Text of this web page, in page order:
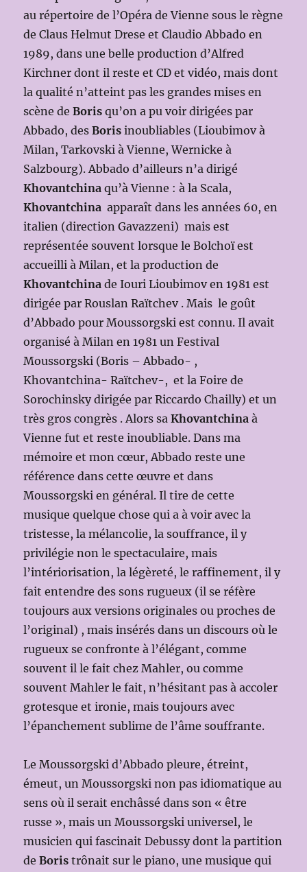
au répertoire de l’Opéra de Vienne sous le règne
de Claus Helmut Drese et Claudio Abbado en
1989, dans une belle production d’Alfred
Kirchner dont il reste et CD et vidéo, mais dont
la qualité n’atteint pas les grandes mises en
scène deBoris qu’on a pu voir dirigées par
Abbado, desBoris inoubliables (Lioubimov à
Milan, Tarkovski à Vienne, Wernicke à
Salzbourg). Abbado d’ailleurs n’a dirigé
Khovantchina qu’à Vienne : à la Scala,
Khovantchina apparaît dans les années 60, en
italien (direction Gavazzeni) mais est
représentée souvent lorsque le Bolchoï est
accueilli à Milan, et la production de
Khovantchina de Iouri Lioubimov en 1981 est
dirigée par Rouslan Raïtchev . Mais le goût
d’Abbado pour Moussorgski est connu. Il avait
organisé à Milan en 1981 un Festival
Moussorgski (Boris – Abbado- ,
Khovantchina- Raïtchev-, et la Foire de
Sorochinsky dirigée par Riccardo Chailly) et un
très gros congrès . Alors saKhovantchina à
Vienne fut et reste inoubliable. Dans ma
mémoire et mon cœur, Abbado reste une
référence dans cette œuvre et dans
Moussorgski en général. Il tire de cette
musique quelque chose qui a à voir avec la
tristesse, la mélancolie, la souffrance, il y
privilégie non le spectaculaire, mais
l’intériorisation, la légèreté, le raffinement, il y
fait entendre des sons rugueux (il se réfère
toujours aux versions originales ou proches de
l’original) , mais insérés dans un discours où le
rugueux se confronte à l’élégant, comme
souvent il le fait chez Mahler, ou comme
souvent Mahler le fait, n’hésitant pas à accoler
grotesque et ironie, mais toujours avec
l’épanchement sublime de l’âme souffrante.
Le Moussorgski d’Abbado pleure, étreint,
émeut, un Moussorgski non pas idiomatique au
sens où il serait enchâssé dans son « être
russe », mais un Moussorgski universel, le
musicien qui fascinait Debussy dont la partition
deBoris trônait sur le piano, une musique qui